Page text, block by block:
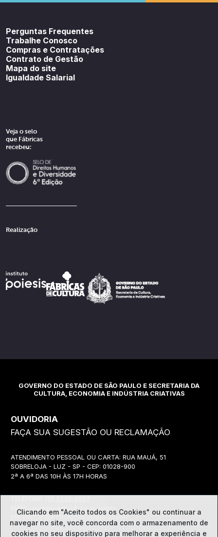
Perguntas Frequentes
Trabalhe Conosco
Compras e Contratações
Contrato de Gestão
Mapa do site
Igualdade Salarial
Veja o selo
que Fábricas
recebeu:
Realização
GOVERNO DO ESTADO DE SÃO PAULO E SECRETARIA DA
CULTURA, ECONOMIA E INDÚSTRIA CRIATIVAS
OUVIDORIA
FAÇA SUA SUGESTÃO OU RECLAMAÇÃO
ATENDIMENTO PESSOAL OU CARTA: RUA MAUÁ, 51
SOBRELOJA - LUZ - SP - CEP: 01028-900
2ª A 6ª DAS 10H ÀS 17H HORAS
EMAIL:
ouvidoria@cultura.sp.gov.br
ENDEREÇO ELETRÔNICO: clique abaixo
Clicando em "Aceito todos os Cookies" ou continuar a
navegar no site, você concorda com o armazenamento de
cookies no seu dispositivo para melhorar a experiência e